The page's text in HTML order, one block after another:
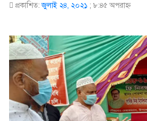
প্রকাশিত:জুলাই ২৪, ২০২১ ; ৮:৪৫ অপরাহ্ণ